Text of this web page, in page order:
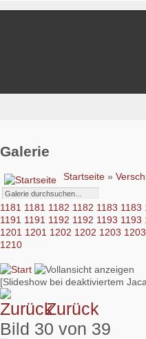
Galerie
Startseite »
1181 1181 1182 1182 1183 1183
1191 1191 1192 1192 1193 1193
1201 1201 1202 1202 1203 1203
1210
[Slideshow bei deaktiviertem
Zurück
Bild 30 von 39